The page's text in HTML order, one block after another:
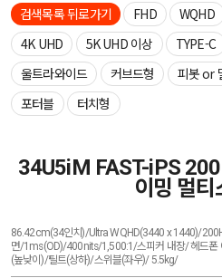
검색목록 뒤로가기 FHD WQHD
4K UHD
5K UHD 이상 TYPE-C
울트라와이드
커브드형 피봇 or
포터블
터치형
34U5iM FAST-iPS 200
이밍 멀티
86.42cm(34인치)/Ultra WQHD(3440 x 1440)/
면/1ms(OD)/400nits/1,500:1/스피커 내장/ 헤드폰
(높낮이)/틸트(상하)/스위블(좌우)/ 5.5kg/